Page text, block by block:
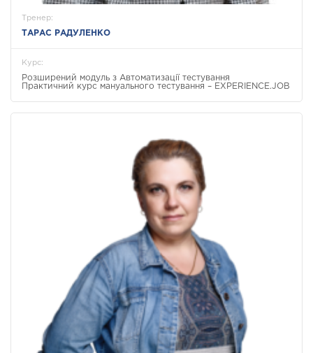
Тренер:
ТАРАС РАДУЛЕНКО
Курс:
Розширений модуль з Автоматизації тестування
Практичний курс мануального тестування – EXPERIENCE.JOB